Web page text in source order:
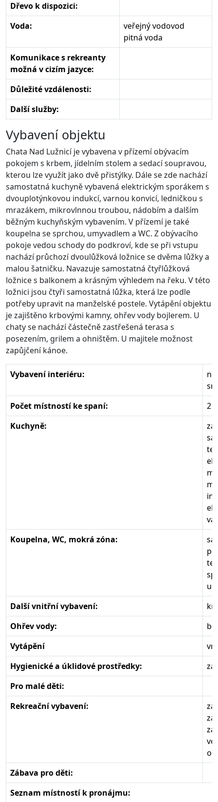
Dřevo k dispozici:
Voda:
veřejný vodovod
pitná voda
Komunikace s rekreanty
možná v cizím jazyce:
Důležité vzdálenosti:
Další služby:
Vybavení objektu
Chata Nad Lužnicí je vybavena v přízemí obývacím
pokojem s krbem, jídelním stolem a sedací soupravou,
kterou lze využít jako dvě přistýlky. Dále se zde nachází
samostatná kuchyně vybavená elektrickým sporákem s
dvouplotýnkovou indukcí, varnou konvicí, ledničkou s
mrazákem, mikrovlnnou troubou, nádobím a dalším
běžným kuchyňským vybavením. V přízemí je také
koupelna se sprchou, umyvadlem a WC. Z obývacího
pokoje vedou schody do podkroví, kde se při vstupu
nachází průchozí dvoulůžková ložnice se dvěma lůžky a
malou šatničku. Navazuje samostatná čtyřlůžková
ložnice s balkonem a krásným výhledem na řeku. V této
ložnici jsou čtyři samostatná lůžka, která lze podle
potřeby upravit na manželské postele. Vytápění objektu
je zajištěno krbovými kamny, ohřev vody bojlerem. U
chaty se nachází částečně zastřešená terasa s
posezením, grilem a ohništěm. U majitele možnost
zapůjčení kánoe.
Vybavení interiéru:
Počet místností ke spaní:
2
Kuchyně:
el.
el.
Koupelna, WC, mokrá zóna:
Další vnitřní vybavení:
Ohřev vody:
Vytápění
Hygienické a úklidové prostředky:
Pro malé děti:
Rekreační vybavení:
Zábava pro děti:
Seznam místností k pronájmu: